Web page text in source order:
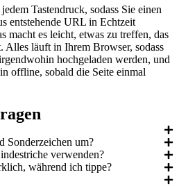
Tastendruck, sodass Sie einen
entstehende URL in Echtzeit
macht es leicht, etwas zu treffen, das
Alles läuft in Ihrem Browser, sodass
hochgeladen werden, und
offline, sobald die Seite einmal
Sonderzeichen um?
verwenden?
während ich tippe?